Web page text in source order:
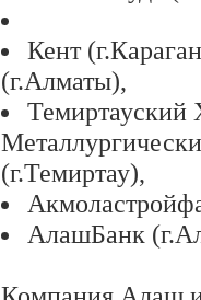
Кент
(г.Алматы),
Темиртауский
(г.Темиртау),
АлашБанк